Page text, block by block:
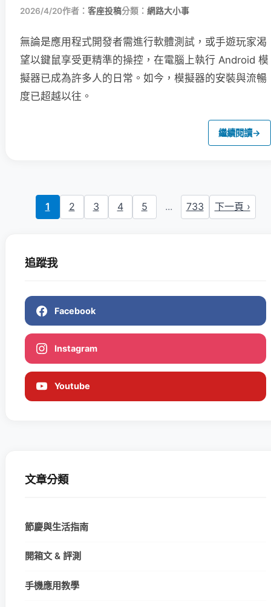
2026/4/20作者： 客座投稿分類： 網路大小事
無論是應用程式開發者需進行軟體測試，或手遊玩家渴
望以鍵鼠享受更精準的操控，在電腦上執行 Android 模
擬器已成為許多人的日常。如今，模擬器的安裝與流暢
度已超越以往。
繼續閱讀→
1 2 3 4 5 ... 733 下一頁 ›
追蹤我
Facebook
Instagram
Youtube
文章分類
節慶與生活指南
開箱文 & 評測
手機應用教學